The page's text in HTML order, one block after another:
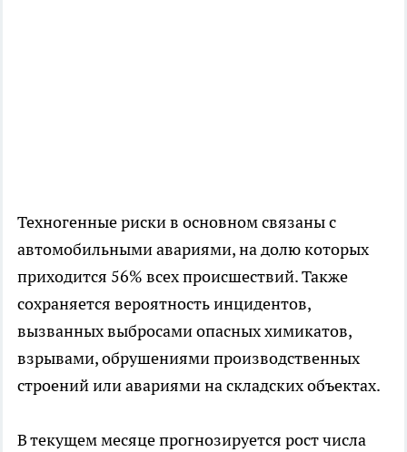
Техногенные риски в основном связаны с
автомобильными авариями, на долю которых
приходится 56% всех происшествий. Также
сохраняется вероятность инцидентов,
вызванных выбросами опасных химикатов,
взрывами, обрушениями производственных
строений или авариями на складских объектах.
В текущем месяце прогнозируется рост числа